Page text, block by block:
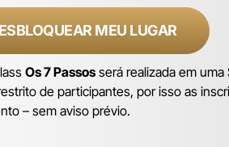
MEU LUGAR
Os 7 Passosserá realizada em uma
de participantes, por isso as
– sem aviso prévio.